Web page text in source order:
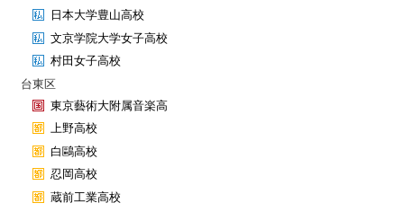
日本大学豊山高校
文京学院大学女子高校
村田女子高校
台東区
東京藝術大附属音楽高
上野高校
白鷗高校
忍岡高校
蔵前工業高校